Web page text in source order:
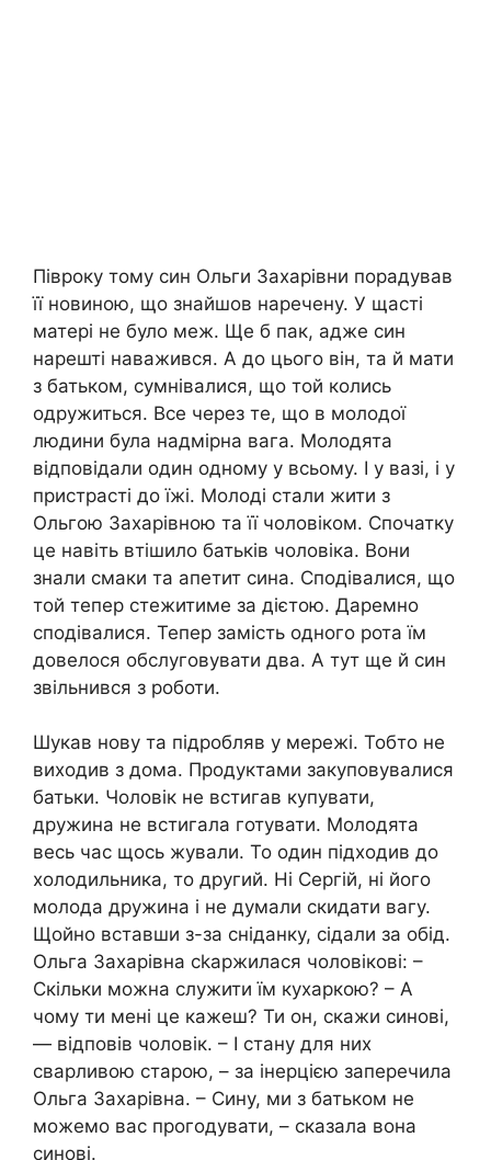
Півроку тому син Ольги Захарівни порадував
її новиною, що знайшов наречену. У щасті
матері не було меж. Ще б пак, адже син
нарешті наважився. А до цього він, та й мати
з батьком, сумнівалися, що той колись
одружиться. Все через те, що в молодої
людини була надмірна вага. Молодята
відповідали один одному у всьому. І у вазі, і у
пристрасті до їжі. Молоді стали жити з
Ольгою Захарівною та її чоловіком. Спочатку
це навіть втішило батьків чоловіка. Вони
знали смаки та апетит сина. Сподівалися, що
той тепер стежитиме за дієтою. Даремно
сподівалися. Тепер замість одного рота їм
довелося обслуговувати два. А тут ще й син
звільнився з роботи.
Шукав нову та підробляв у мережі. Тобто не
виходив з дома. Продуктами закуповувалися
батьки. Чоловік не встигав купувати,
дружина не встигала готувати. Молодята
весь час щось жували. То один підходив до
холодильника, то другий. Ні Сергій, ні його
молода дружина і не думали скидати вагу.
Щойно вставши з-за сніданку, сідали за обід.
Ольга Захарівна сkаржилася чоловікові: –
Скільки можна служити їм кухаркою? – А
чому ти мені це кажеш? Ти он, скажи синові,
— відповів чоловік. – І стану для них
сварливою старою, – за інерцією заперечила
Ольга Захарівна. – Сину, ми з батьком не
можемо вас прогодувати, – сказала вона
синові.